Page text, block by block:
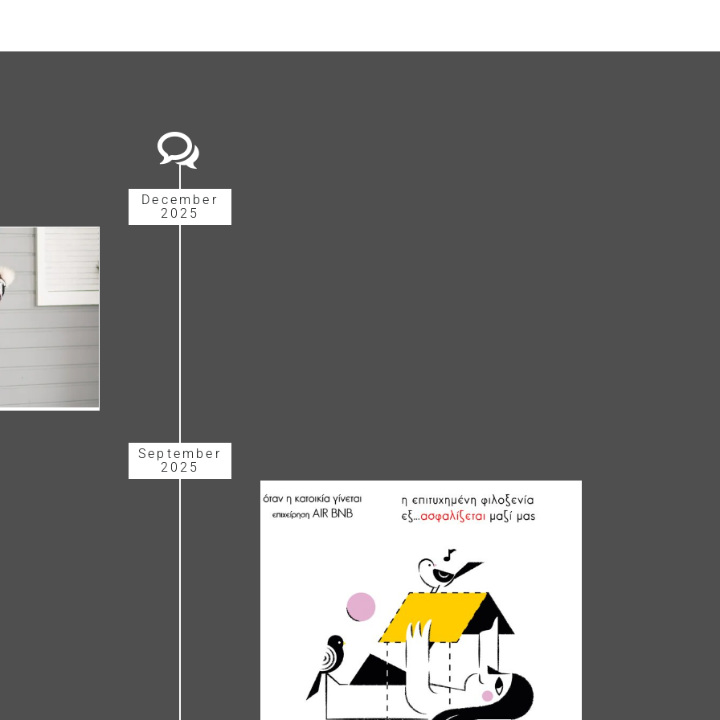
December
2025
September
2025